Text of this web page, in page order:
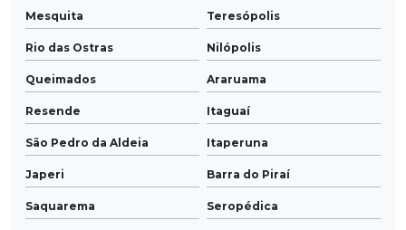
Mesquita Teresópolis
Rio das Ostras Nilópolis
Queimados Araruama
Resende Itaguaí
São Pedro da Aldeia Itaperuna
Japeri Barra do Piraí
Saquarema Seropédica